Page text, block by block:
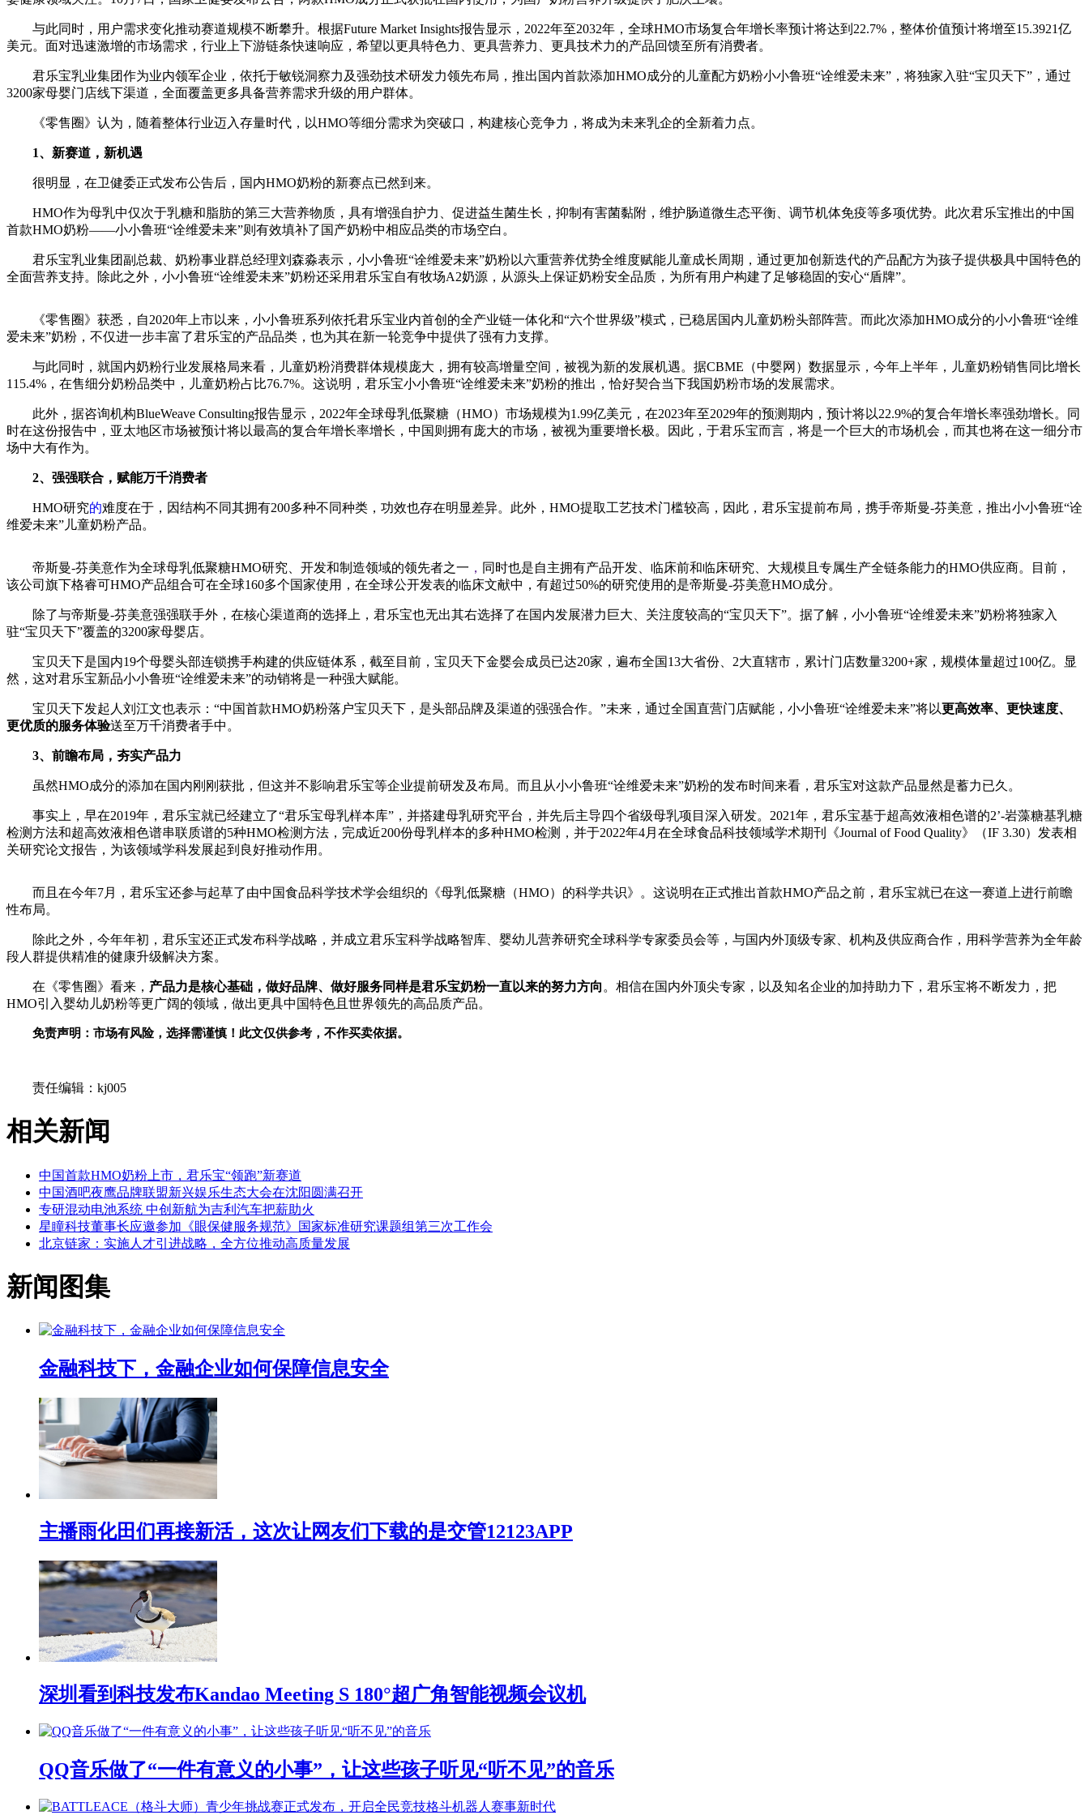
与此同时，用户需求变化推动赛道规模不断攀升。根据Future Market Insights报告显示，2022年至2032年，全球HMO市场复合年增长率预计将达到22.7%，整体价值预计将增至15.3921亿
美元。面对迅速激增的市场需求，行业上下游链条快速响应，希望以更具特色力、更具营养力、更具技术力的产品回馈至所有消费者。
君乐宝乳业集团作为业内领军企业，依托于敏锐洞察力及强劲技术研发力领先布局，推出国内首款添加HMO成分的儿童配方奶粉小小鲁班“诠维爱未来”，将独家入驻“宝贝天下”，通过
3200家母婴门店线下渠道，全面覆盖更多具备营养需求升级的用户群体。
《零售圈》认为，随着整体行业迈入存量时代，以HMO等细分需求为突破口，构建核心竞争力，将成为未来乳企的全新着力点。
1、新赛道，新机遇
很明显，在卫健委正式发布公告后，国内HMO奶粉的新赛点已然到来。
HMO作为母乳中仅次于乳糖和脂肪的第三大营养物质，具有增强自护力、促进益生菌生长，抑制 有害菌黏附，维护肠道微生态平衡、调节机体免疫等多项优势。此次君乐宝推出的中国
首款HMO奶粉——小小鲁班“诠维爱未来”则有效填补了国产奶粉中相应品类的市场空白。
君乐宝乳业集团副 总裁、奶粉事业群总经理刘森淼表示，小小鲁班“诠维爱未来”奶粉以六重营养优势全维度赋能儿童成长周期，通过更加创新迭代的产品配方为孩子提供极具中国特色的
全面营养支持。除此之外，小小鲁班“诠维爱未来”奶粉还采用君乐宝自有牧场A2奶源，从源头上保证奶粉安全品质，为所有用户构建了足够稳固的安心“盾牌”。
《零售圈》获悉，自2020年上市以来，小小鲁班系列依托君乐宝业内首创的全产业链一体化和“六个世界级”模式，已稳居国内儿童奶粉头部阵营。而此次添加HMO成分的小小鲁班“诠维
爱未来”奶粉，不仅进一步丰富了君乐宝的产品品类，也为其在新一轮竞争中提供了强有力支撑。
与此同时，就国内奶粉行业发展格局来看，儿童奶粉消费群体规模庞大，拥有较高增量空间，被视为新的发展机遇。据CBME（中婴网）数据显示，今年上半年，儿童奶粉销售同比增长
115.4%，在售细分奶粉品类中，儿童奶粉占比76.7%。这说明，君乐宝小小鲁班“诠维爱未来”奶粉的推出，恰好契合当下我国奶粉市场的发展需求。
此外，据咨询机构BlueWeave Consulting报告显示，2022年全球母乳低聚糖（HMO）市场规模为1.99亿美元，在2023年至2029年的预测期内，预计将以22.9%的复合年增长率强劲增长。同
时在这份报告中，亚太地区市场被预计将以最高的复合年增长率增长， 中国则拥有庞大的市场，被视为重要增长极。因此，于君乐宝而言，将是一个巨大的市场机会，而其也将在这一细分市
场中大有作为。
2、强强联合，赋能万千消费者
HMO研究的难度在于，因结构不同其拥有200多种不同种类，功效也存在明显差异。此外，HMO提取工艺技术门槛较高，因此，君乐宝提前布局，携手帝斯曼-芬美意，推出小小鲁班“诠
维爱未来”儿童奶粉产品。
帝斯曼-芬美意作为全球母乳低聚糖HMO研究、开发和制造领域的领先者之一 ， 同时也是自主拥有产品开发、临床前和临床研究、大规模且专属生产全链条能力的HMO供应商。目前，
该公司旗下格睿可HMO产品组合可在全球160多个国家使用，在全球公开发表的临床文献中，有超过50%的研究使用的是帝斯曼-芬美意HMO成分。
除了与帝斯曼-芬美意强强联手外，在核心渠道商的选择上，君乐宝也无出其右选择了在国内发展潜力巨大、关注度较高的“宝贝天下”。据了解，小小鲁班“诠维爱未来”奶粉将独家入
驻“宝贝天下”覆盖的3200家母婴店。
宝贝天下是国内19个母婴头部连锁携手构建的供应链体系，截至目前，宝贝天下金婴会成员已达20家，遍布全国13大省份、2大直辖市，累计门店数量3200+家，规模体量超过100亿。显
然，这对君乐宝新品小小鲁班“诠维爱未来”的动销将是一种强大赋能。
宝贝天下发起人刘江文也表示：“中国首款HMO奶粉落户宝贝天下，是头部品牌及渠道的强强合作。”未来，通过全国直营门店赋能，小小鲁班“诠维爱未来”将以更高效率、更快速度、
更优质的服务体验送至万千消费者手中。
3、前瞻布局，夯实产品力
虽然HMO成分的添加在国内刚刚获批，但这并不影响君乐宝等企业提前研发及布局。而且从小小鲁班“诠维爱未来”奶粉的发布时间来看，君乐宝对这款产品显然是蓄力已久。
事实上，早在2019年，君乐宝就已经建立了“君乐宝母乳样本库”，并搭建母乳研究平台，并先后主导四个省级母乳项目深入研发。2021年，君乐宝基于超高效液相色谱的2’-岩藻糖基乳糖
检测方法和超高效液相色谱串联质谱的5种HMO检测方法，完成近200份母乳样本的多种HMO检测，并于2022年4月在全球食品科技领域学术期刊《Journal of Food Quality》（IF 3.30）发表相
关研究论文报告，为该领域学科发展起到良好推动作用。
而且在今年7月，君乐宝还参与起草了由中国食品科学技术学会组织的《母乳低聚糖（HMO）的科学共识》。这说明在正式推出首款HMO产品之前，君乐宝就已在这一赛道上进行前瞻
性布局。
除此之外，今年年初，君乐宝还正式发布科学战略，并成立君乐宝科学战略智库、婴幼儿营养研究全球科学专家委员会等，与国内外顶级专家、机构及供应商合作，用科学营养为全年龄
段人群提供精准的健康升级解决方案。
在《零售圈》看来， 产品力是核心基础，做好品牌、做好服务同样是君乐宝奶粉一直以来的努力方向 。相信在国内外顶尖专家，以及知名企业的加持助力下，君乐宝将不断发力，把
HMO引入婴幼儿奶粉等更广阔的领域，做出更具中国特色且世界领先的高品质产品。
免责声明：市场有风险，选择需谨慎！此文仅供参考，不作买卖依据。
责任编辑：kj005
相关新闻
中国首款HMO奶粉上市，君乐宝“领跑”新赛道
中国酒吧夜鹰品牌联盟新兴娱乐生态大会在沈阳圆满召开
专研混动电池系统 中创新航为吉利汽车把薪助火
星瞳科技董事长应邀参加《眼保健服务规范》国家标准研究课题组第三次工作会
北京链家：实施人才引进战略，全方位推动高质量发展
新闻图集
金融科技下，金融企业如何保障信息安全
主播雨化田们再接新活，这次让网友们下载的是交管12123APP
深圳看到科技发布Kandao Meeting S 180°超广角智能视频会议机
QQ音乐做了“一件有意义的小事”，让这些孩子听见“听不见”的音乐